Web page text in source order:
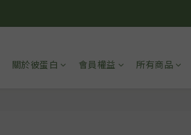
關於彼蛋白 會員權益 所有商品